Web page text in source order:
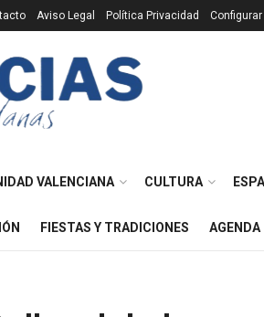
Aviso Legal Política Privacidad
VALENCIANA CULTURA
FIESTAS Y TRADICIONES AGENDA